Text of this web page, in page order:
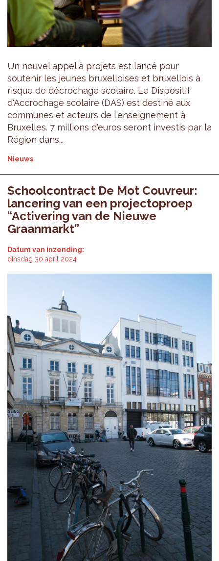
Un nouvel appel à projets est lancé pour
soutenir les jeunes bruxelloises et bruxellois à
risque de décrochage scolaire. Le Dispositif
d'Accrochage scolaire (DAS) est destiné aux
communes et acteurs de l'enseignement à
Bruxelles. 7 millions d'euros seront investis par la
Région dans...
Nieuws
Schoolcontract De Mot Couvreur:
lancering van een projectoproep
“Activering van de Nieuwe
Graanmarkt”
Datum van inzending:
dinsdag 30 april 2024